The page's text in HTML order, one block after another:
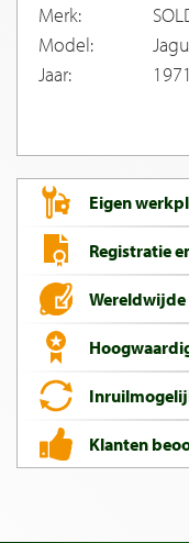
Merk:
Model:
Jaar:
1971
Eigen
Registratie
Klanten